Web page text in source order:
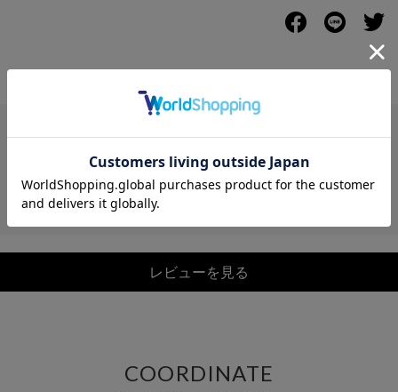
レビュー
レビューを見る
COORDINATE